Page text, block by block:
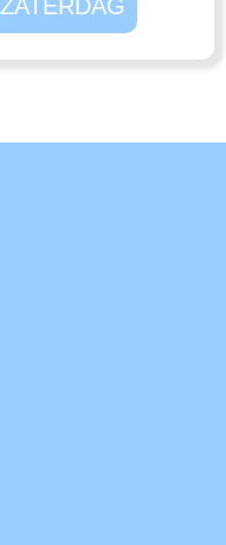
ZATERDAG